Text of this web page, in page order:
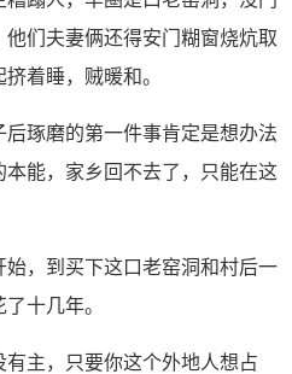
们夫妻俩还得安门糊窗烧炕取
着睡，贼暖和。
后琢磨的第一件事肯定是想办法
能，家乡回不去了，只能在这
始，到买下这口老窑洞和村后一
十几年。
主，只要你这个外地人想占